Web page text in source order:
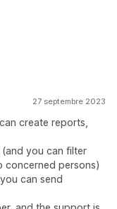
27 septembre 2023
create reports,
you can filter
concerned persons)
can send